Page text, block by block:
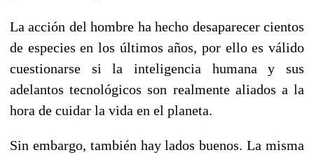
La acción del hombre ha hecho desaparecer cientos
de especies en los últimos años, por ello es válido
cuestionarse si la inteligencia humana y sus
adelantos tecnológicos son realmente aliados a la
hora de cuidar la vida en el planeta.
Sin embargo, también hay lados buenos. La misma